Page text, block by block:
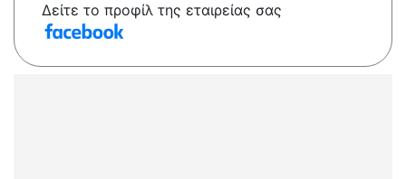
Δείτε το προφίλ της εταιρείας σας